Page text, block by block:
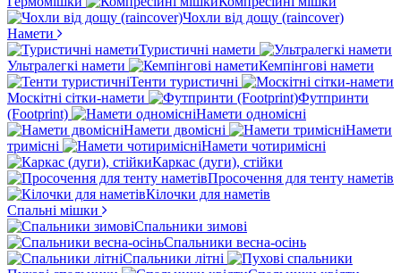
Чохли від дощу (raincover)
Намети
Туристичні намети
Ультралегкі намети
Кемпінгові намети
Тенти туристичні
Москітні сітки-намети
Футпринти
(Footprint)
Намети одномісні
Намети двомісні
Намети
тримісні
Намети чотиримісні
Каркас (дуги), стійки
Просочення для тенту наметів
Кілочки для наметів
Спальні мішки
Спальники зимові
Спальники весна-осінь
Спальники літні